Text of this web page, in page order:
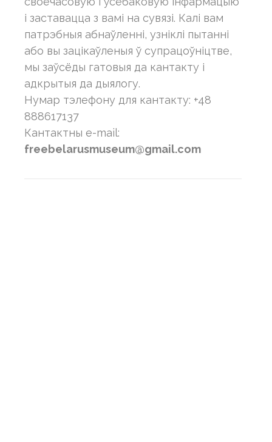
і заставацца з вамі на сувязі. Калі вам
патрэбныя абнаўленні, узніклі пытанні
або вы зацікаўленыя ў супрацоўніцтве,
мы заўсёды гатовыя да кантакту і
адкрытыя да дыялогу.
Нумар тэлефону для кантакту: +48
888617137
Кантактны e-mail:
freebelarusmuseum@gmail.com